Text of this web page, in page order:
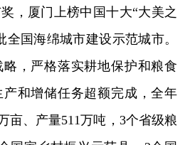
，厦门上榜中国十大“大美之
全国海绵城市建设示范城市。
，严格落实耕地保护和粮食
和增储任务超额完成，全年
亩、产量511万吨，3个省级粮